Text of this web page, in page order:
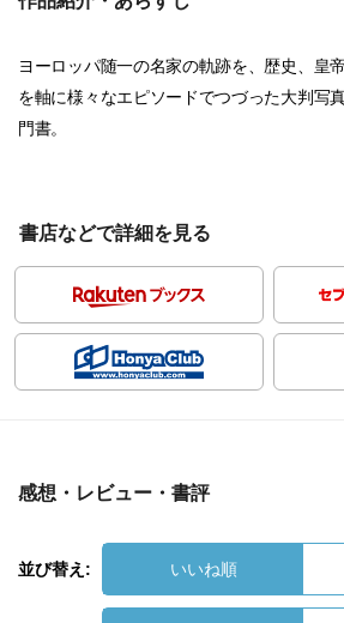
ヨーロッパ随一の名家の軌跡を、歴史、皇
を軸に様々なエピソードでつづった大判写
門書。
書店などで詳細を見る
感想・レビュー・書評
並び替え: いいね順